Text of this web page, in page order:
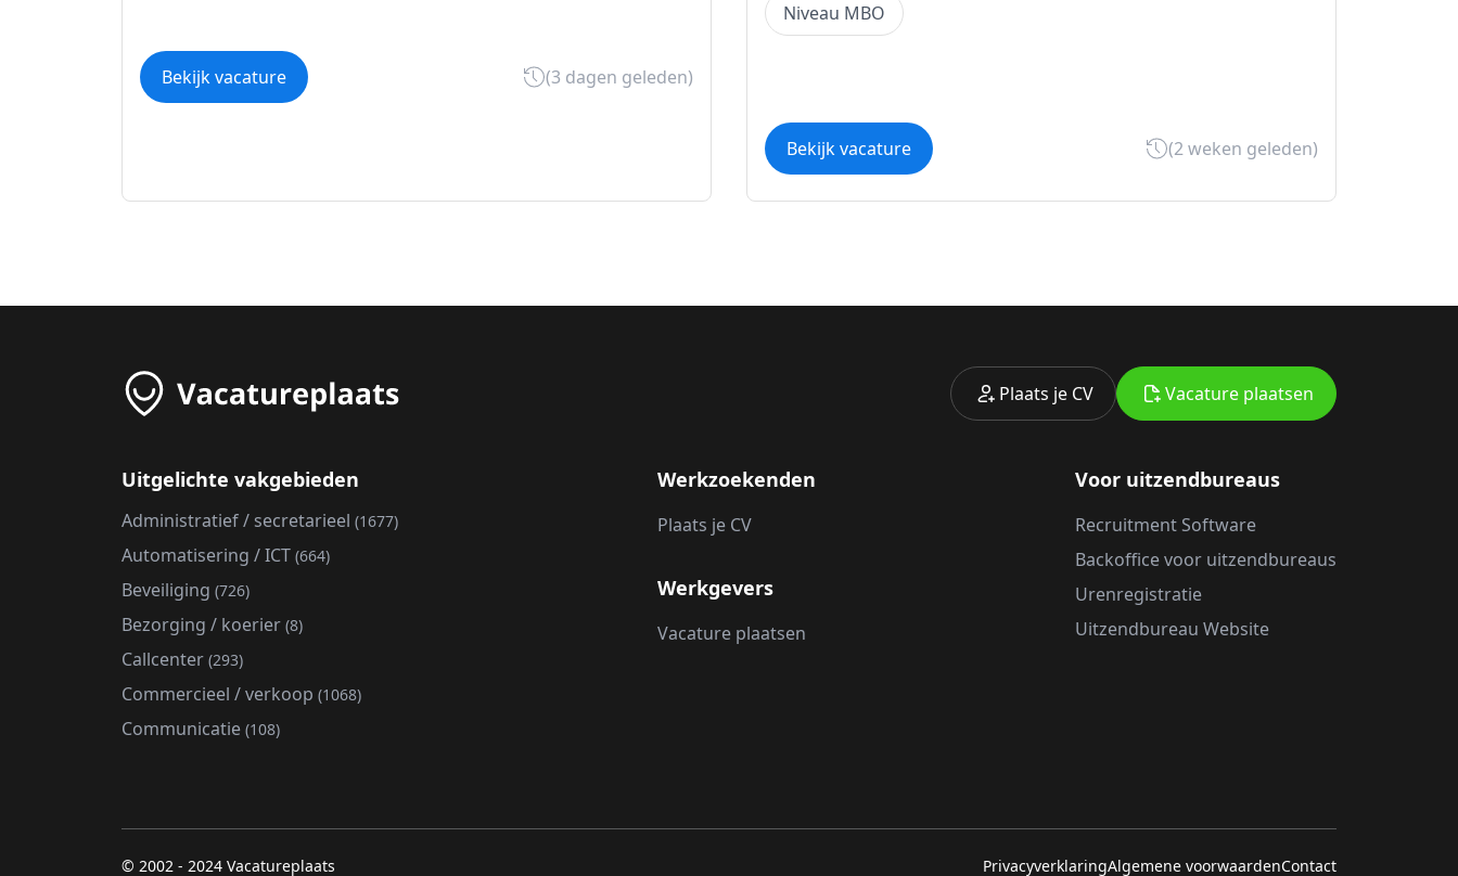
Bekijk vacature (3 dagen geleden)
Niveau MBO
Bekijk vacature (2 weken geleden)
Plaats je CV Vacature plaatsen
Uitgelichte vakgebieden
Administratief / secretarieel (1677)
Automatisering / ICT (664)
Beveiliging (726)
Bezorging / koerier (8)
Callcenter (293)
Commercieel / verkoop (1068)
Communicatie (108)
Werkzoekenden
Plaats je CV
Werkgevers
Vacature plaatsen
Voor uitzendbureaus
Recruitment Software
Backoffice voor uitzendbureaus
Urenregistratie
Uitzendbureau Website
© 2002 - 2024 Vacatureplaats PrivacyverklaringAlgemene voorwaardenContact